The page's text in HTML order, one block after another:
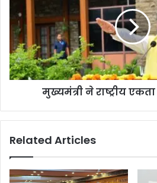
मुख्यमंत्री ने राष्ट्रीय
Related Articles